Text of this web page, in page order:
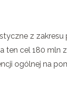
z
cel 180 mln
ogólnej na